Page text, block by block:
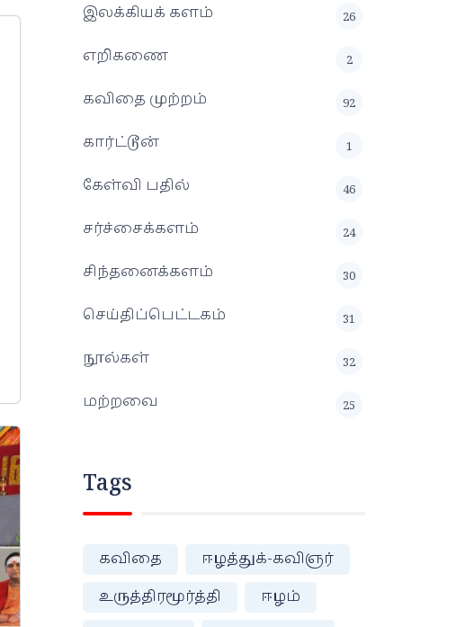
இலக்கியக் களம் 26
எறிகணை 2
கவிதை முற்றம் 92
கார்ட்டூன் 1
கேள்வி பதில் 46
சர்ச்சைக்களம் 24
சிந்தனைக்களம் 30
செய்திப்பெட்டகம் 31
நூல்கள் 32
மற்றவை 25
Tags
கவிதை
ஈழத்துக்-கவிஞர்
உருத்திரமூர்த்தி
ஈழம்